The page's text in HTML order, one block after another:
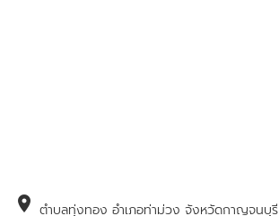
location_on ตำบลทุ่งทอง อำเภอท่าม่วง จังหวัดกาญจนบุรี